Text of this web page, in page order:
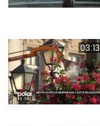
03:13